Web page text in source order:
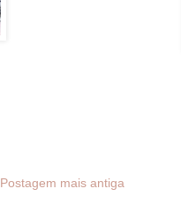
Postagem mais antiga